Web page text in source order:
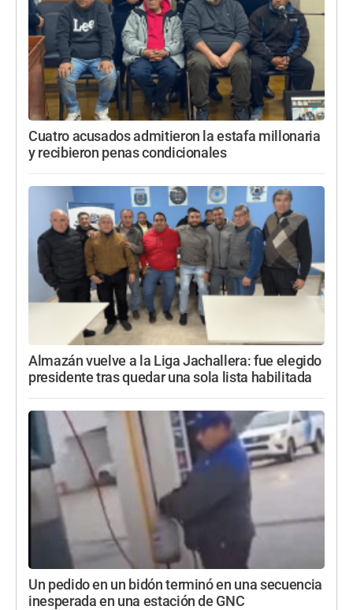
Cuatro acusados admitieron la estafa millonaria
y recibieron penas condicionales
Almazán vuelve a la Liga Jachallera: fue elegido
presidente tras quedar una sola lista habilitada
Un pedido en un bidón terminó en una secuencia
inesperada en una estación de GNC